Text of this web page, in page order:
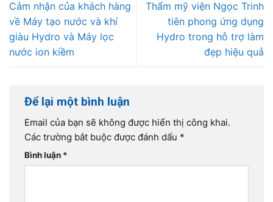
Cảm nhận của khách hàng
về Máy tạo nước và khí
giàu Hydro và Máy lọc
nước ion kiềm
Thẩm mỹ viện Ngọc Trinh
tiên phong ứng dụng
Hydro trong hỗ trợ làm
đẹp hiệu quả
Để lại một bình luận
Email của bạn sẽ không được hiển thị công khai.
Các trường bắt buộc được đánh dấu *
Bình luận *